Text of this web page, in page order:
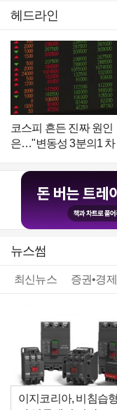
헤드라인
코스피 흔든 진짜 원인
은…"변동성 3분의1 차
뉴스썸
최신뉴스 증권•경제
이지코리아, 비침습